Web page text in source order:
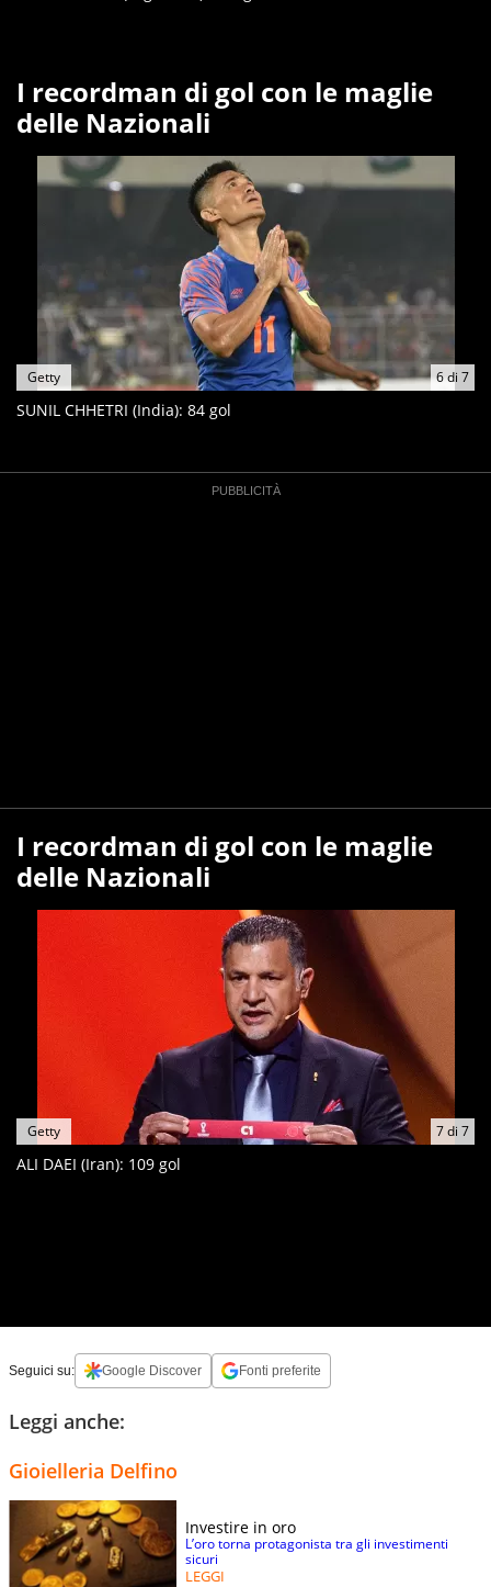
I recordman di gol con le maglie
delle Nazionali
6di 7
Getty
SUNIL CHHETRI (India): 84 gol
I recordman di gol con le maglie
delle Nazionali
7di 7
Getty
ALI DAEI (Iran): 109 gol
Seguici su: Google Discover Fonti preferite
Leggi anche:
Gioielleria Delfino
Investire in oro
L’oro torna protagonista tra gli investimenti
sicuri
LEGGI